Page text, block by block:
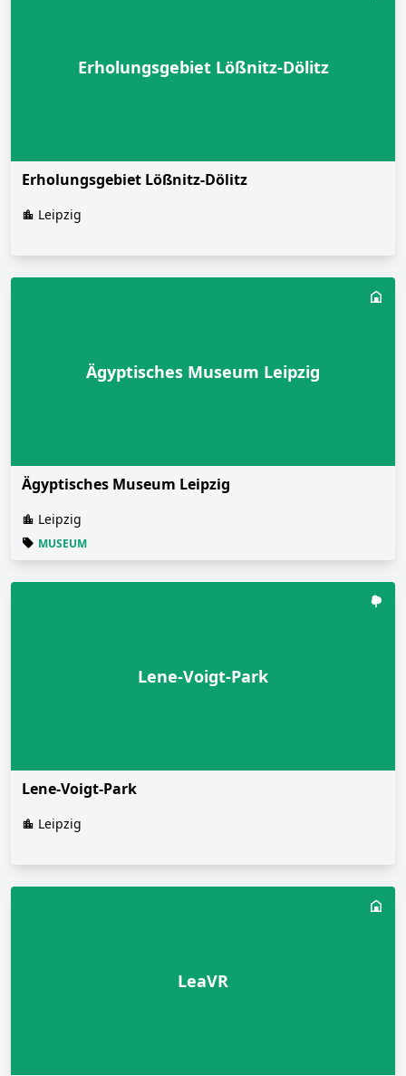
Erholungsgebiet Lößnitz-Dölitz
Erholungsgebiet Lößnitz-Dölitz
Leipzig
Ägyptisches Museum Leipzig
Ägyptisches Museum Leipzig
Leipzig
MUSEUM
Lene-Voigt-Park
Lene-Voigt-Park
Leipzig
LeaVR